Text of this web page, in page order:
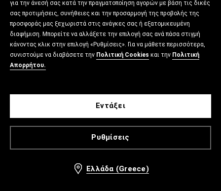
για την άνεσή σας κατά την πραγματοποίηση αγορών με βάση τις δικές
σας προτιμήσεις, συνήθειες και την προσαρμογή της προβολής της
προσφοράς μας ξεχωριστά στις ανάγκες σας ή εξατομικευμένη
διαφήμιση. Μπορείτε να αλλάξετε την επιλογή σας ανά πάσα στιγμή
κάνοντας κλικ στην επιλογή «Ρυθμίσεις». Για να μάθετε περισσότερα,
συνιστούμε να διαβάσετε την Πολιτική Cookies και την Πολιτική
Απορρήτου.
Ρυθμίσεις
Εντάξει
Ελλάδα (Greece)